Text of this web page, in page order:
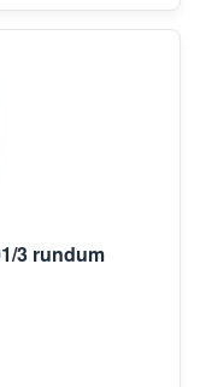
3 rundum